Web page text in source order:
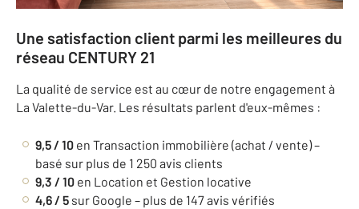
Une satisfaction client parmi les meilleures du
réseau CENTURY 21
La qualité de service est au cœur de notre engagement à
La Valette-du-Var. Les résultats parlent d'eux-mêmes :
9,5 / 10 en Transaction immobilière (achat / vente) –
basé sur plus de 1 250 avis clients
9,3 / 10 en Location et Gestion locative
4,6 / 5 sur Google – plus de 147 avis vérifiés